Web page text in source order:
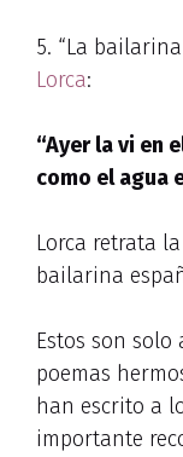
5. “La
Lorca:
“Ayer la vi en
como el agua
Lorca retrata
bailarina
Estos son
poemas
han escrito a
importante